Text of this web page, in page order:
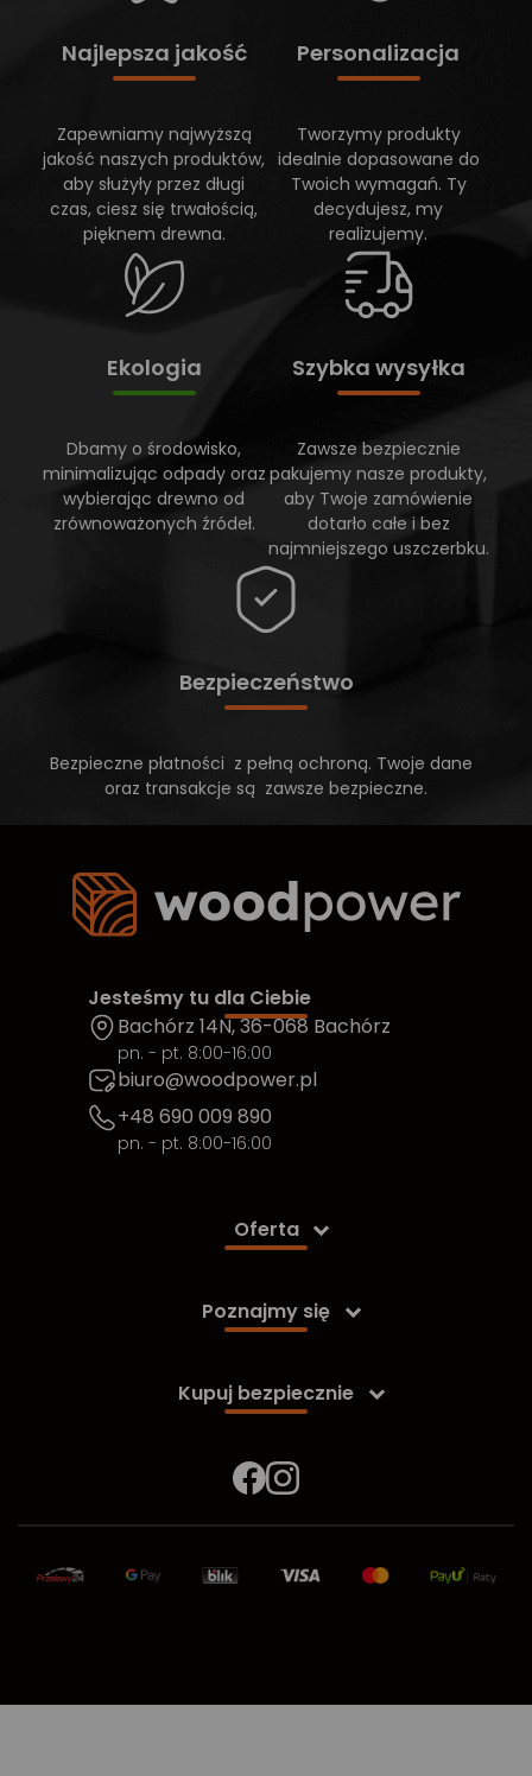
Najlepsza jakość
Zapewniamy najwyższą
jakość naszych produktów,
aby służyły przez długi
czas, ciesz się trwałością,
pięknem drewna.
Personalizacja
Tworzymy produkty
idealnie dopasowane do
Twoich wymagań. Ty
decydujesz, my
realizujemy.
Ekologia
Dbamy o środowisko,
minimalizując odpady oraz
wybierając drewno od
zrównoważonych źródeł.
Szybka wysyłka
Zawsze bezpiecznie
pakujemy nasze produkty,
aby Twoje zamówienie
dotarło całe i bez
najmniejszego uszczerbku.
Bezpieczeństwo
Bezpieczne płatności z pełną ochroną. Twoje dane
oraz transakcje są zawsze bezpieczne.
Jesteśmy tu dla Ciebie
Bachórz 14N, 36-068 Bachórz
pn. - pt. 8:00-16:00
biuro@woodpower.pl
+48 690 009 890
pn. - pt. 8:00-16:00
Oferta 
Poznajmy się 
Kupuj bezpiecznie 